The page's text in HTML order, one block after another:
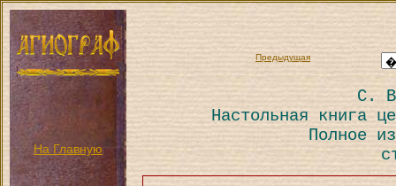
На Главную
Предыдущая
С.
Настольная книга
Полное